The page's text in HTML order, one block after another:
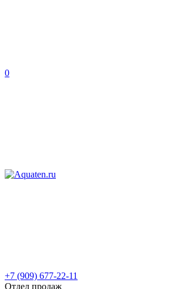
0
+7 (909) 677-22-11
Отдел продаж